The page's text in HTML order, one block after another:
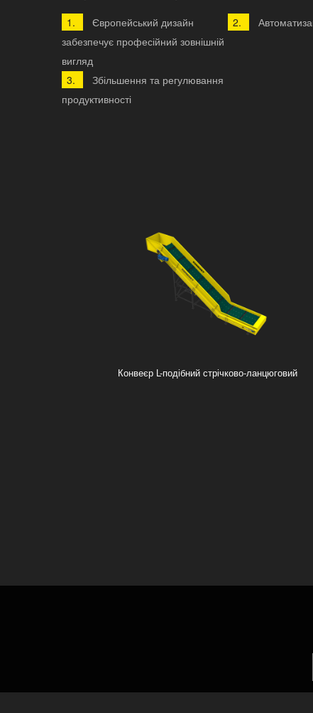
Європейський дизайн
забезпечує професійний зовнішній
вигляд
Збільшення та регулювання
продуктивності
Конвеєр L-подібний стрічково-ланцюговий